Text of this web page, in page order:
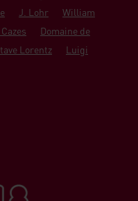
J. Lohr
William
Domaine de
Lorentz
Luigi